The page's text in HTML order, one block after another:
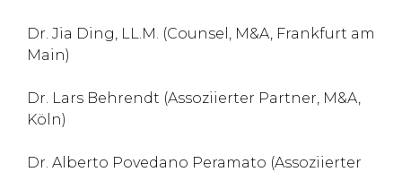
Dr. Jia Ding, LL.M. (Counsel, M&A, Frankfurt am
Main)
Dr. Lars Behrendt (Assoziierter Partner, M&A,
Köln)
Dr. Alberto Povedano Peramato (Assoziierter